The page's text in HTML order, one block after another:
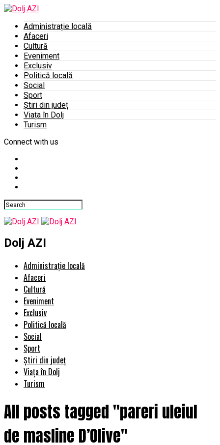
Administrație locală
Afaceri
Cultură
Eveniment
Exclusiv
Politică locală
Social
Sport
Știri din județ
Viața în Dolj
Turism
Connect with us
Dolj AZI
Administrație locală
Afaceri
Cultură
Eveniment
Exclusiv
Politică locală
Social
Sport
Știri din județ
Viața în Dolj
Turism
All posts tagged "pareri uleiul
de masline D’Olive"